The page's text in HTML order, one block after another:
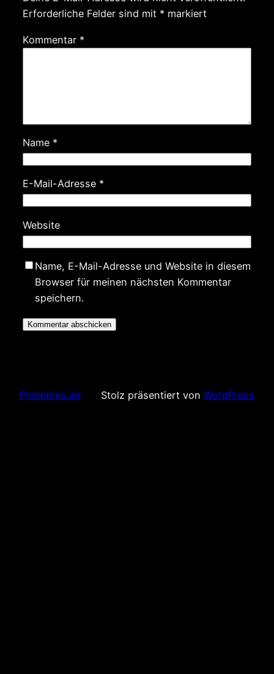
Erforderliche Felder sind mit * markiert
Kommentar *
Name *
E-Mail-Adresse *
Website
Name, E-Mail-Adresse und Website in diesem
Browser für meinen nächsten Kommentar
speichern.
Phinphins.de Stolz präsentiert von WordPress